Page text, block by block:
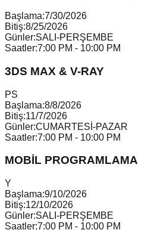
Başlama:7/30/2026
Bitiş:8/25/2026
Günler:SALI-PERŞEMBE
Saatler:7:00 PM - 10:00 PM
3DS MAX & V-RAY
PS
Başlama:8/8/2026
Bitiş:11/7/2026
Günler:CUMARTESİ-PAZAR
Saatler:7:00 PM - 10:00 PM
MOBİL PROGRAMLAMA
Y
Başlama:9/10/2026
Bitiş:12/10/2026
Günler:SALI-PERŞEMBE
Saatler:7:00 PM - 10:00 PM